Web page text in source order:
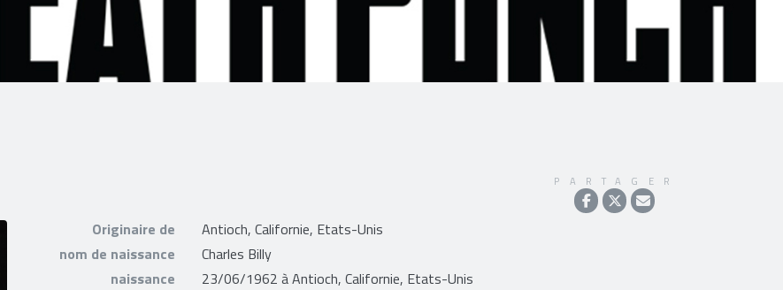
PARTAGER
Originaire de
Antioch, Californie, Etats-Unis
nom de naissance
Charles Billy
naissance
23/06/1962 à Antioch, Californie, Etats-Unis